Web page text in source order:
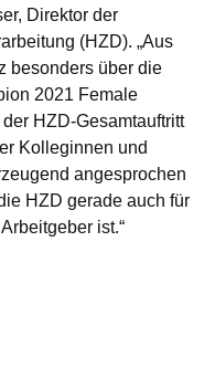
Direktor der
(HZD). „Aus
besonders über die
2021 Female
HZD-Gesamtauftritt
Kolleginnen und
angesprochen
HZD gerade auch für
ist.“